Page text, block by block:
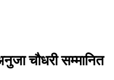
चौधरी सम्मानित